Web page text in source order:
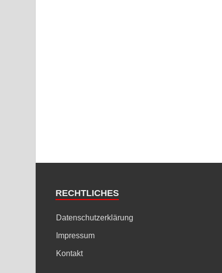
RECHTLICHES
Datenschutzerklärung
Impressum
Kontakt